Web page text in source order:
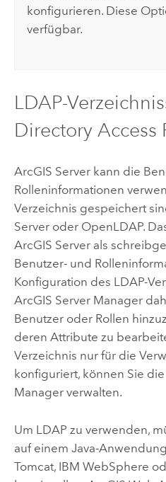
konfigurieren. Diese
verfügbar.
LDAP-
Directory Access
ArcGIS Serverkann die
Rolleninformationen
Verzeichnis gespeichert
Serveroder OpenLDAP.
ArcGIS Serverals
Benutzer- und
Konfiguration des LDAP-
ArcGIS Server Manager
Benutzer oder Rollen
deren Attribute zu
Verzeichnis nur für die
konfiguriert, können Sie
Managerverwalten.
Um LDAP zu verwenden,
auf einem Java-
Tomcat, IBM WebSphere